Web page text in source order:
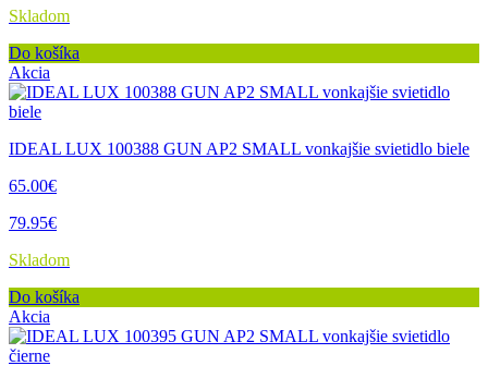
Skladom
Do košíka
Akcia
IDEAL LUX 100388 GUN AP2 SMALL vonkajšie svietidlo biele
65.00€
79.95€
Skladom
Do košíka
Akcia